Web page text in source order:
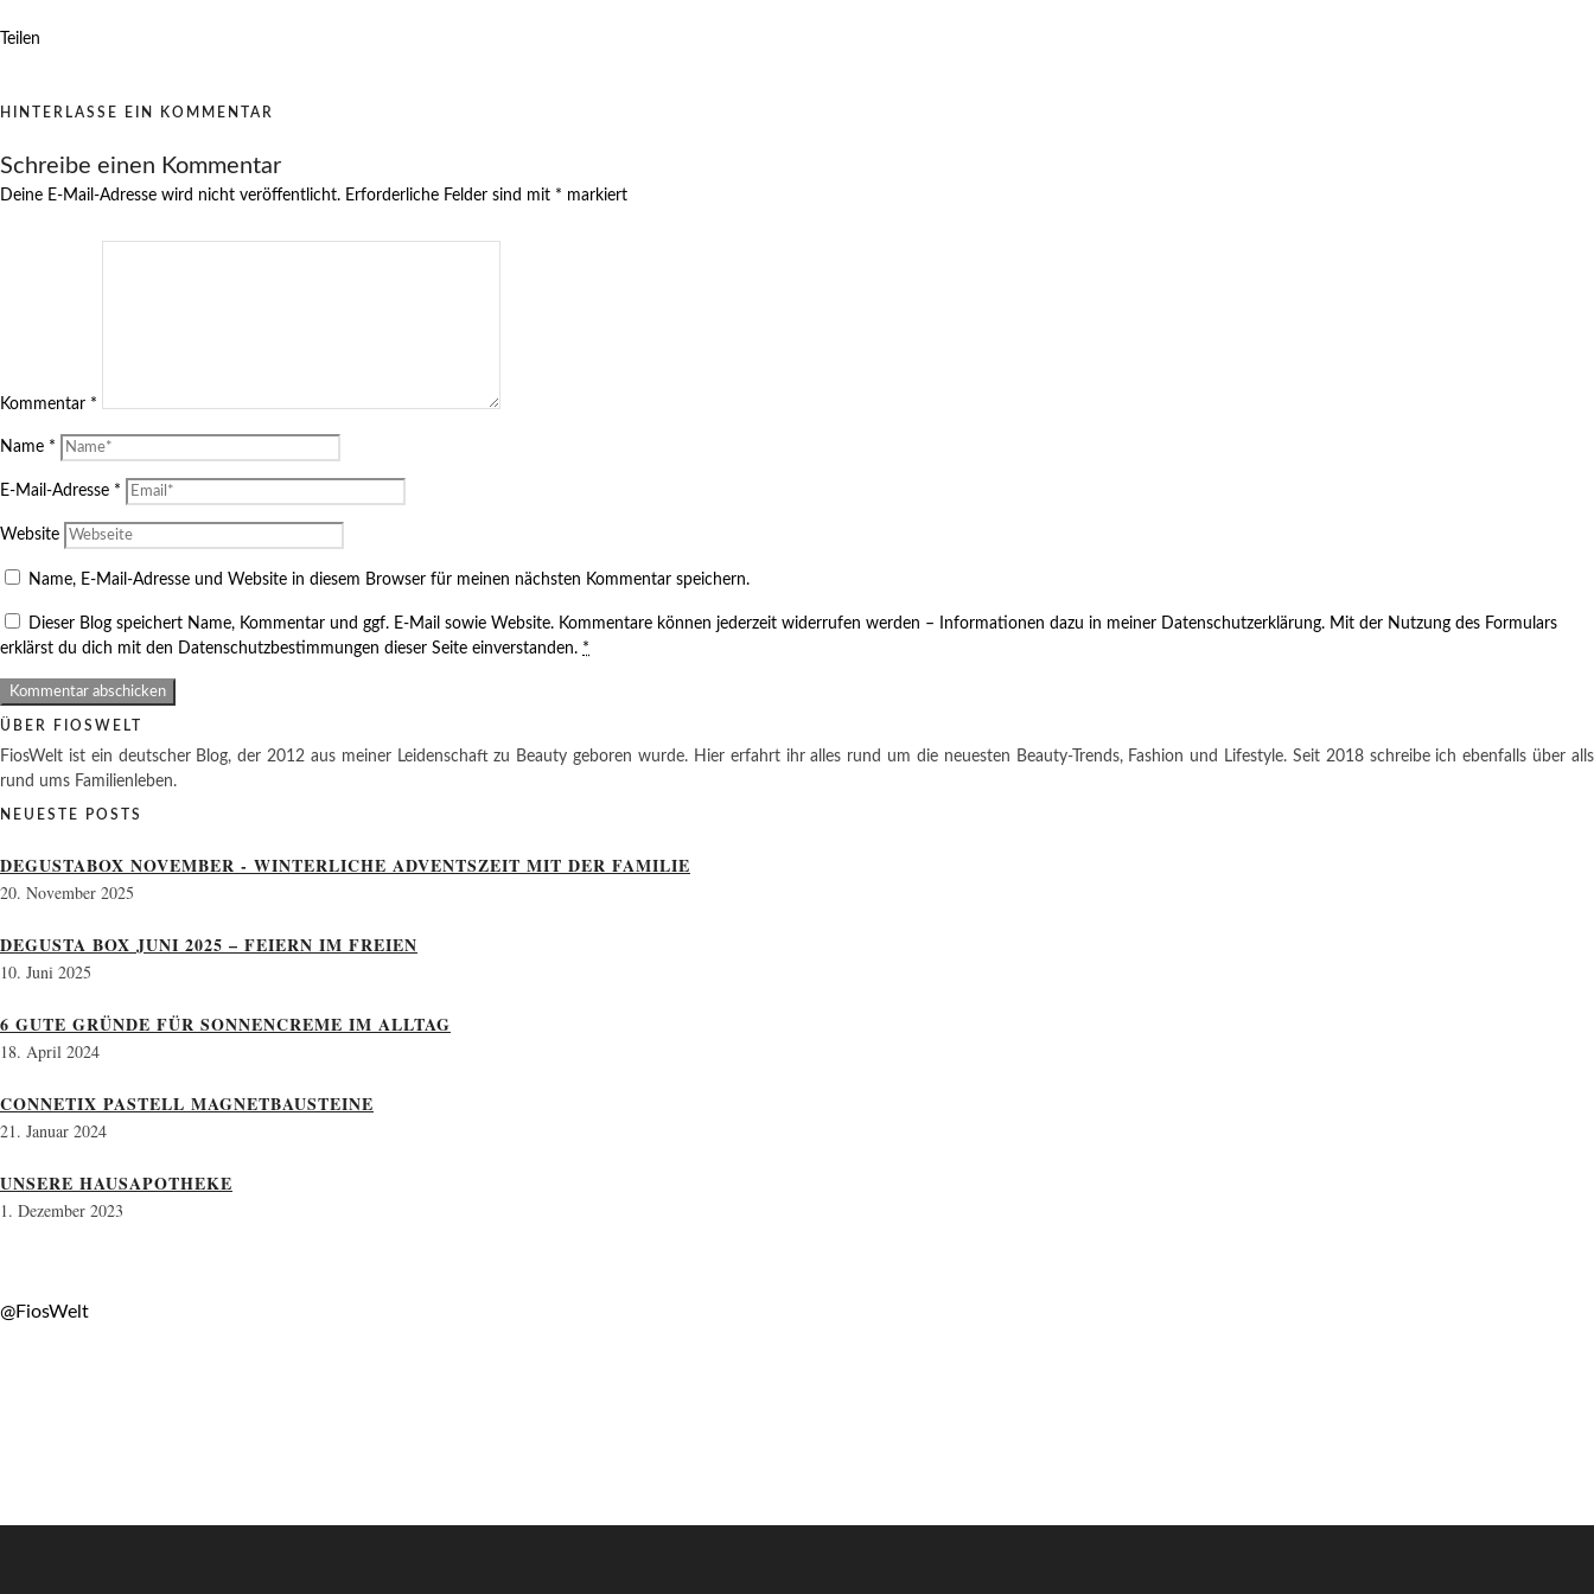
Teilen
HINTERLASSE EIN KOMMENTAR
Schreibe einen Kommentar
Deine E-Mail-Adresse wird nicht veröffentlicht. Erforderliche Felder sind mit * markiert
Kommentar *
Name *
E-Mail-Adresse *
Website
Name, E-Mail-Adresse und Website in diesem Browser für meinen nächsten Kommentar speichern.
Dieser Blog speichert Name, Kommentar und ggf. E-Mail sowie Website. Kommentare können jederzeit widerrufen werden – Informationen dazu in meiner Datenschutzerklärung. Mit der Nutzung des Formulars
erklärst du dich mit den Datenschutzbestimmungen dieser Seite einverstanden. *
ÜBER FIOSWELT
FiosWelt ist ein deutscher Blog, der 2012 aus meiner Leidenschaft zu Beauty geboren wurde. Hier erfahrt ihr alles rund um die neuesten Beauty-Trends, Fashion und Lifestyle. Seit 2018 schreibe ich ebenfalls über alls
rund ums Familienleben.
NEUESTE POSTS
DEGUSTABOX NOVEMBER - WINTERLICHE ADVENTSZEIT MIT DER FAMILIE
20. November 2025
DEGUSTA BOX JUNI 2025 – FEIERN IM FREIEN
10. Juni 2025
6 GUTE GRÜNDE FÜR SONNENCREME IM ALLTAG
18. April 2024
CONNETIX PASTELL MAGNETBAUSTEINE
21. Januar 2024
UNSERE HAUSAPOTHEKE
1. Dezember 2023
@FiosWelt